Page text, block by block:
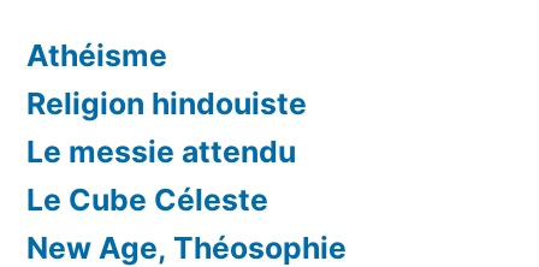
Athéisme
Religion hindouiste
Le messie attendu
Le Cube Céleste
New Age, Théosophie